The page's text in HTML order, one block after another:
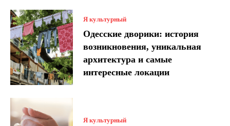
Я культурный
Одесские дворики: история
возникновения, уникальная
архитектура и самые
интересные локации
Я культурный